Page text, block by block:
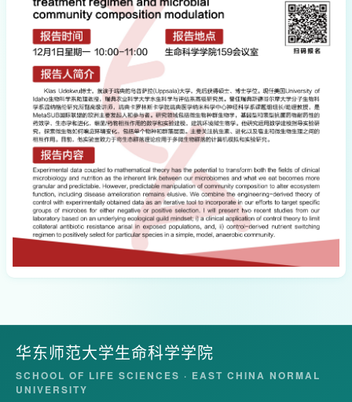
华东师范大学生命科学学院
SCHOOL OF LIFE SCIENCES · EAST CHINA NORMAL
UNIVERSITY